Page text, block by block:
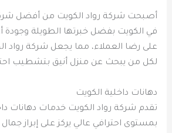
أصبحت شركة رواد الكويت من أفضل
في الكويت بفضل خبرتها الطويلة وجودة
على رضا العملاء، مما يجعل شركة رواد
لكل من يبحث عن منزل أنيق بتشطيب
دهانات داخلية الكويت
تقدم شركة رواد الكويت خدمات دهانات
بمستوى احترافي عالي يركز على إبراز